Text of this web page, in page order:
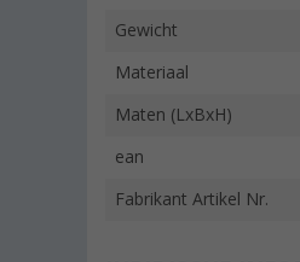
Gewicht
Materiaal
Maten (LxBxH)
ean
Fabrikant Artikel Nr.